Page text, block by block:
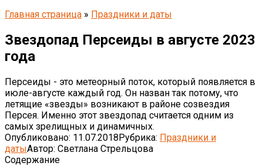
Главная страница » Праздники и даты
Звездопад Персеиды в августе 2023
года
Персеиды - это метеорный поток, который появляется в
июле-августе каждый год. Он назван так потому, что
летящие «звезды» возникают в районе созвездия
Персея. Именно этот звездопад считается одним из
самых зрелищных и динамичных.
Опубликовано: 11.07.2018Рубрика: Праздники и
датыАвтор: Светлана Стрельцова
Содержание